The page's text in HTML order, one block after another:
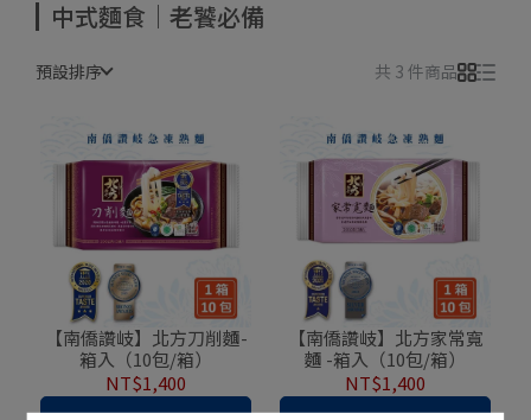
中式麵食｜老饕必備
預設排序 共 3 件商品
【南僑讚岐】北方刀削麵-
箱入（10包/箱）
NT$1,400
【南僑讚岐】北方家常寬
麵 -箱入（10包/箱）
NT$1,400